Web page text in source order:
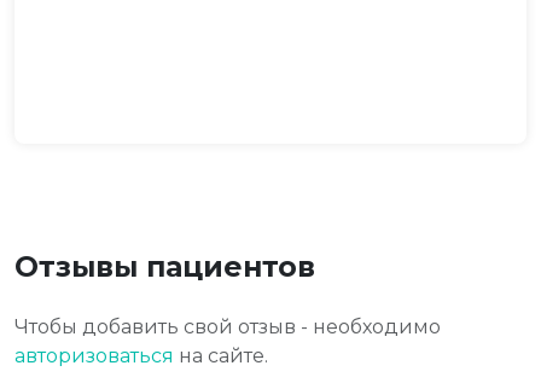
Отзывы пациентов
Чтобы добавить свой отзыв - необходимо
авторизоваться на сайте.